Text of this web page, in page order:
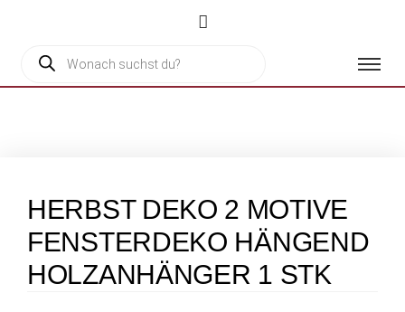
HERBST DEKO 2 MOTIVE
FENSTERDEKO HÄNGEND
HOLZANHÄNGER 1 STK